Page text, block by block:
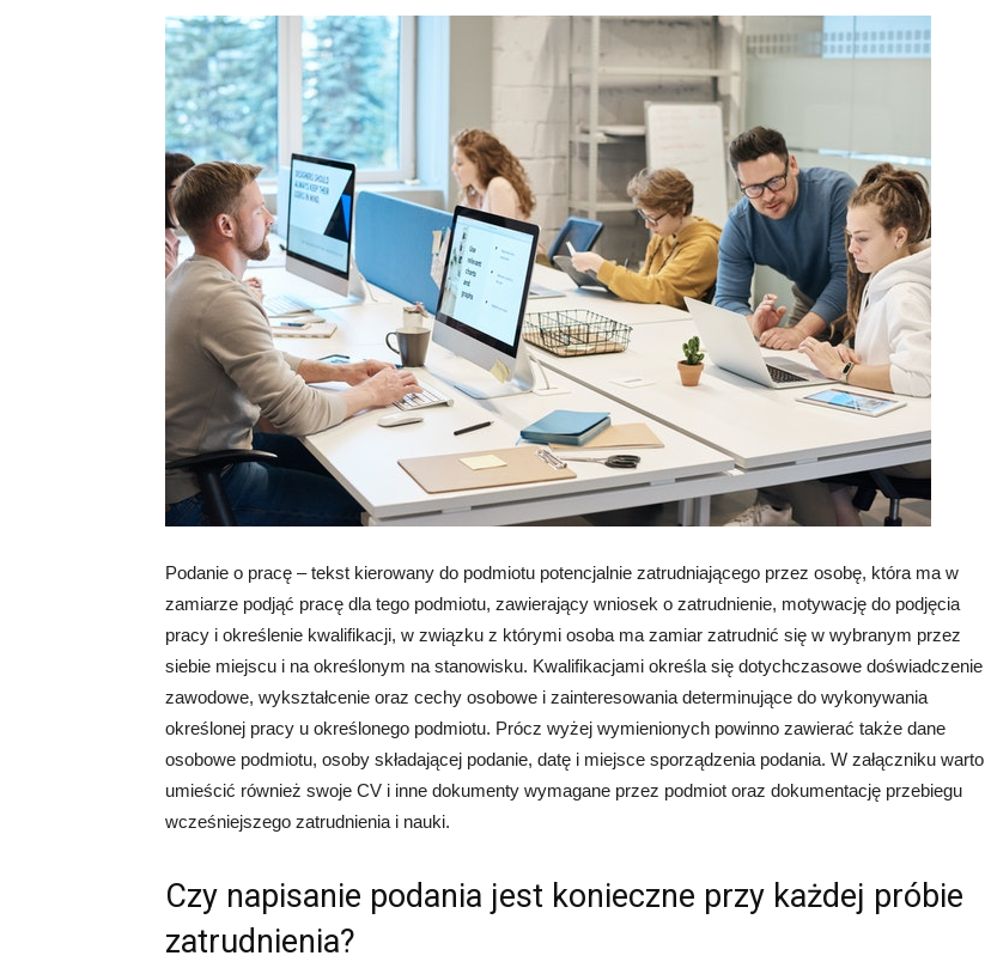
Podanie o pracę – tekst kierowany do podmiotu potencjalnie zatrudniającego przez osobę, która ma w
zamiarze podjąć pracę dla tego podmiotu, zawierający wniosek o zatrudnienie, motywację do podjęcia
pracy i określenie kwalifikacji, w związku z którymi osoba ma zamiar zatrudnić się w wybranym przez
siebie miejscu i na określonym na stanowisku. Kwalifikacjami określa się dotychczasowe doświadczenie
zawodowe, wykształcenie oraz cechy osobowe i zainteresowania determinujące do wykonywania
określonej pracy u określonego podmiotu. Prócz wyżej wymienionych powinno zawierać także dane
osobowe podmiotu, osoby składającej podanie, datę i miejsce sporządzenia podania. W załączniku warto
umieścić również swoje CV i inne dokumenty wymagane przez podmiot oraz dokumentację przebiegu
wcześniejszego zatrudnienia i nauki.
Czy napisanie podania jest konieczne przy każdej próbie
zatrudnienia?